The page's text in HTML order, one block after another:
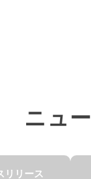
ニュ
リリース